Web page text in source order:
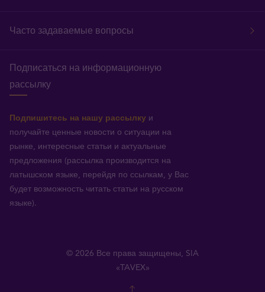
Часто задаваемые вопросы
Подписаться на информационную
рассылку
Подпишитесь на нашу рассылку и
получайте ценные новости о ситуации на
рынке, интересные статьи и актуальные
предложения (рассылка производится на
латышском языке, перейдя по ссылкам, у Вас
будет возможность читать статьи на русском
языке).
© 2026 Все права защищены, SIA
«TAVEX»